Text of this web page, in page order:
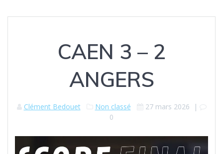
CAEN 3 – 2
ANGERS
Clément Bedouet Non classé 27 mars 2026 |
0